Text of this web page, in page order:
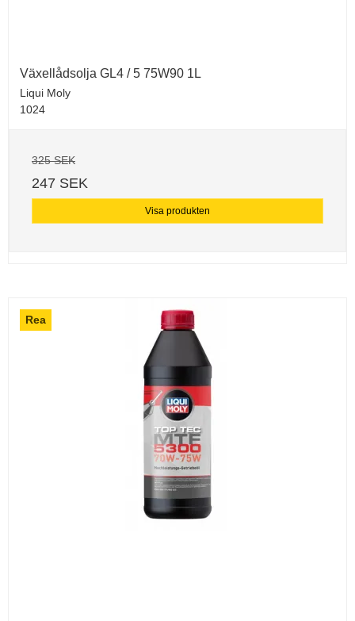
Växellådsolja GL4 / 5 75W90 1L
Liqui Moly
1024
325 SEK
247 SEK
Visa produkten
Rea